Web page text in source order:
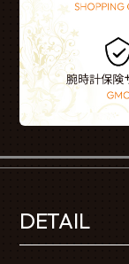
DETAIL